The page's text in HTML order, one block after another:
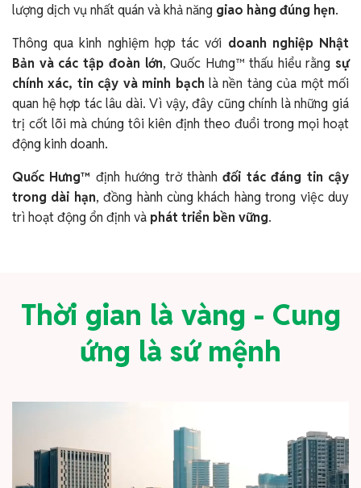
lượng dịch vụ nhất quán và khả năng giao hàng đúng hẹn.
Thông qua kinh nghiệm hợp tác với doanh nghiệp Nhật
Bản và các tập đoàn lớn, Quốc Hưng™ thấu hiểu rằng sự
chính xác, tin cậy và minh bạch là nền tảng của một mối
quan hệ hợp tác lâu dài. Vì vậy, đây cũng chính là những giá
trị cốt lõi mà chúng tôi kiên định theo đuổi trong mọi hoạt
động kinh doanh.
Quốc Hưng™ định hướng trở thànhđối tác đáng tin cậy
trong dài hạn, đồng hành cùng khách hàng trong việc duy
trì hoạt động ổn định và phát triển bền vững.
Thời gian là vàng - Cung
ứng là sứ mệnh